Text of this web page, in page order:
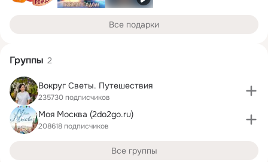
Все подарки
Группы 2
Вокруг Светы. Путешествия
235730 подписчиков
Моя Москва (2do2go.ru)
208618 подписчиков
Все группы